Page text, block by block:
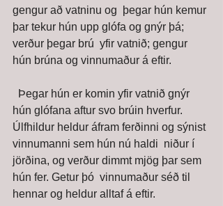
gengur að vatninu og  þegar hún kemur
þar tekur hún upp glófa og gnýr þá;
verður þegar brú  yfir vatnið; gengur
hún brúna og vinnumaður á eftir.
hún glófana aftur svo brúin hverfur.
Úlfhildur heldur áfram ferðinni og sýnist
vinnumanni sem hún nú haldi  niður í
jörðina, og verður dimmt mjög þar sem
hún fer. Getur þó  vinnumaður séð til
hennar og heldur alltaf á eftir.